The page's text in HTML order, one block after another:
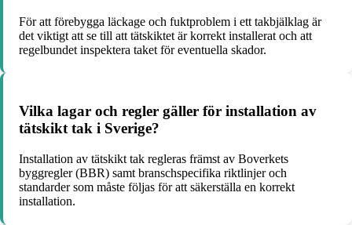
För att förebygga läckage och fuktproblem i ett takbjälklag är
det viktigt att se till att tätskiktet är korrekt installerat och att
regelbundet inspektera taket för eventuella skador.
Vilka lagar och regler gäller för installation av
tätskikt tak i Sverige?
Installation av tätskikt tak regleras främst av Boverkets
byggregler (BBR) samt branschspecifika riktlinjer och
standarder som måste följas för att säkerställa en korrekt
installation.